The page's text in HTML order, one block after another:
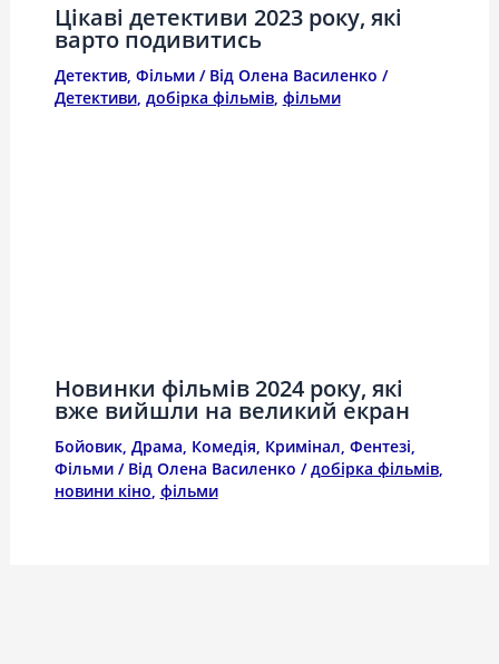
Цікаві детективи 2023 року, які
варто подивитись
Детектив, Фільми/ Від Олена Василенко /
Детективи, добірка фільмів, фільми
Новинки фільмів 2024 року, які
вже вийшли на великий екран
Бойовик, Драма, Комедія, Кримінал, Фентезі,
Фільми/ Від Олена Василенко /добірка фільмів,
новини кіно, фільми